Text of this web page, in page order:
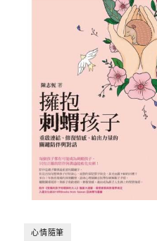
心情隨筆